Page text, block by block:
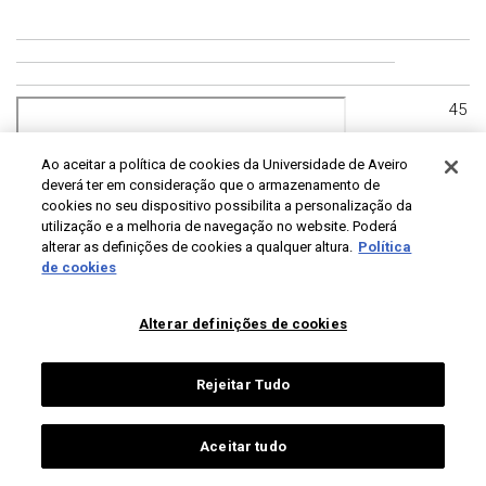
45
Ao aceitar a política de cookies da Universidade de Aveiro
deverá ter em consideração que o armazenamento de
cookies no seu dispositivo possibilita a personalização da
utilização e a melhoria de navegação no website. Poderá
alterar as definições de cookies a qualquer altura. Política
de cookies
Alterar definições de cookies
Rejeitar Tudo
Aceitar tudo